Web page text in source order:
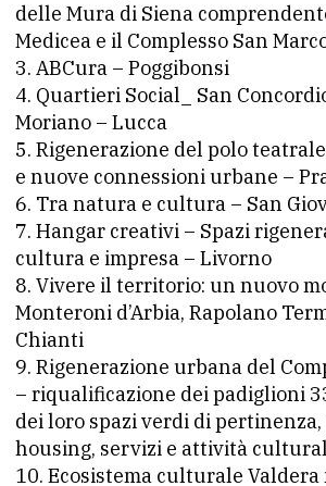
delle Mura di Siena
Medicea e il Complesso San
ABCura – Poggibonsi
Quartieri Social_ San
Moriano – Lucca
Rigenerazione del polo
e nuove connessioni urbane –
Tra natura e cultura – San
Hangar creativi – Spazi
cultura e impresa – Livorno
Vivere il territorio: un nuovo
Monteroni d’Arbia, Rapolano
Chianti
Rigenerazione urbana del
– riqualificazione dei padiglioni
dei loro spazi verdi di
housing, servizi e attività
Ecosistema culturale Valdera